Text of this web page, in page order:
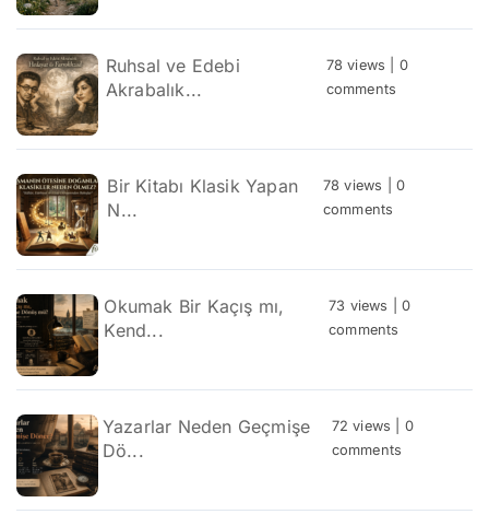
Ruhsal ve Edebi
Akrabalık...
78 views
0
comments
Bir Kitabı Klasik Yapan
N...
78 views |0
comments
Okumak Bir Kaçış mı,
Kend...
73 views |0
comments
Yazarlar Neden Geçmişe
Dö...
72 views
0
comments